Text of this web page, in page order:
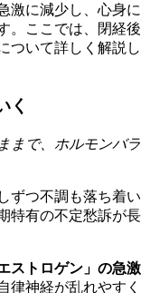
激に減少し、心身に
。ここでは、閉経後
ついて詳しく解説し
く
まで、ホルモンバラ
ずつ不調も落ち着い
特有の不定愁訴が長
ストロゲン」の急激
律神経が乱れやすく